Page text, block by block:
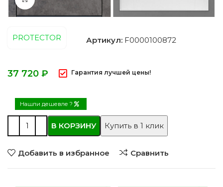
PROTECTOR Артикул: F0000100872
₽ Гарантия лучшей цены!
Нашли дешевле ?
В КОРЗИНУ Купить в 1 клик
Добавить в избранное Сравнить